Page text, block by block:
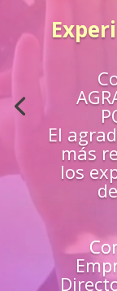
Aprende
maestros